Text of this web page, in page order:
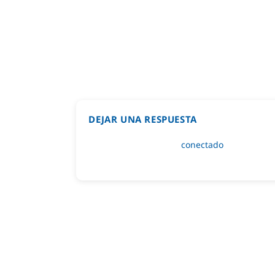
DEJAR UNA RESPUESTA
Lo siento, debes estarconectado